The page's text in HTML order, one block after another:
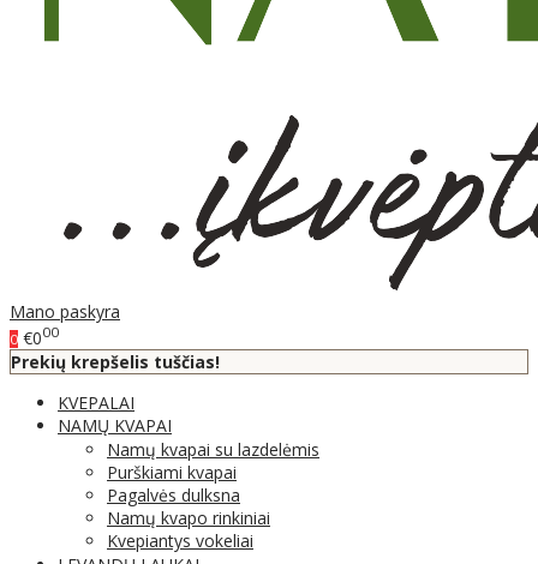
Mano paskyra
0 €000
Prekių krepšelis tuščias!
KVEPALAI
NAMŲ KVAPAI
Namų kvapai su lazdelėmis
Purškiami kvapai
Pagalvės dulksna
Namų kvapo rinkiniai
Kvepiantys vokeliai